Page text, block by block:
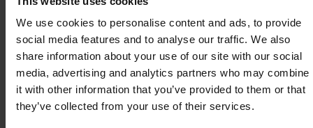
We use cookies to personalise content and ads, to provide
social media features and to analyse our traffic. We also
share information about your use of our site with our social
media, advertising and analytics partners who may combine
it with other information that you’ve provided to them or that
they’ve collected from your use of their services.
ven en las pruebas previas al despliegue, pero que
encuentran habitualmente en el campo.
¿Qué sucede en un cruce fronterizo
con esta arquitectura?
A medida que la embarcación se acerca a un límite de